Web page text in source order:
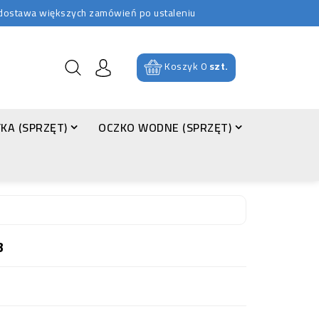
większych zamówień po ustaleniu
Koszyk0szt.
(SPRZĘT)
OCZKO WODNE (SPRZĘT)